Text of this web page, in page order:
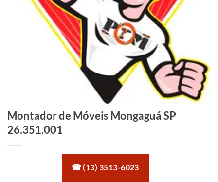
Montador de Móveis Mongaguá SP
26.351.001
☎ (13) 3513-6023